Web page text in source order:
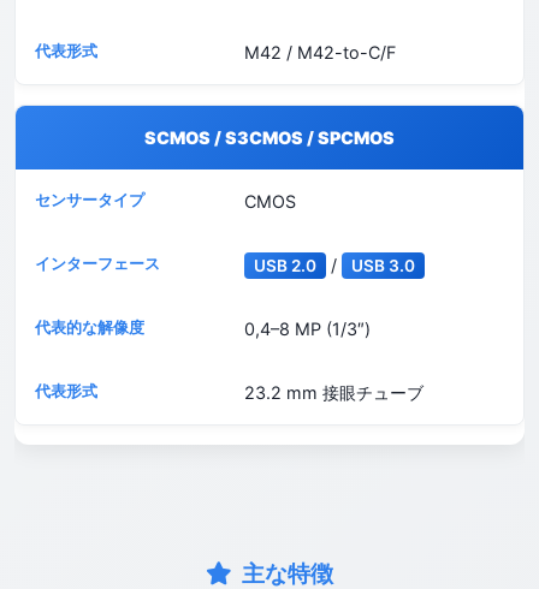
M42 / M42-to-C/F
SCMOS / S3CMOS / SPCMOS
CMOS
USB 2.0 / USB 3.0
0,4–8 MP (1/3″)
23.2 mm 接眼チューブ
主な特徴